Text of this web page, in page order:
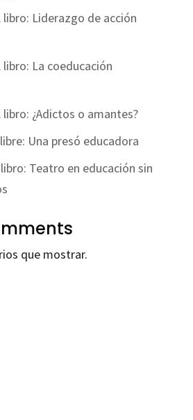
Liderazgo de acción
La coeducación
¿Adictos o amantes?
Una presó educadora
Teatro en educación sin
que mostrar.